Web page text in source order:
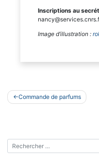
Inscriptions au
Image d’illustration :
Navigation
de
Commande de parfums